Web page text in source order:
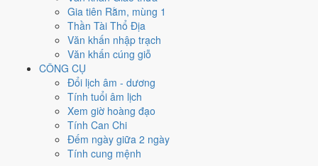
Gia tiên Rằm, mùng 1
Thần Tài Thổ Địa
Văn khấn nhập trạch
Văn khấn cúng giỗ
CÔNG CỤ
Đổi lịch âm - dương
Tính tuổi âm lịch
Xem giờ hoàng đạo
Tính Can Chi
Đếm ngày giữa 2 ngày
Tính cung mệnh
Xấu
Cưới hỏi - đính hôn hôm nay ở
, nhưng Trực Phá, Ngày Hắc Đạo và Ngày Đại Hung kéo
giảm điểm.
Cách tính ngày tốt
Khai trương - mở cửa hàng
Xấu
Khai trương - mở cửa hàng hôm nay ở
Phá, Ngày Hắc Đạo và Ngày Đại Hung
Cách tính ngày tốt